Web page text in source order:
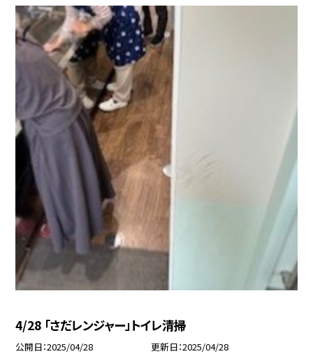
4/28 「さだレンジャー」トイレ清掃
公開日 2025/04/28 更新日 2025/04/28